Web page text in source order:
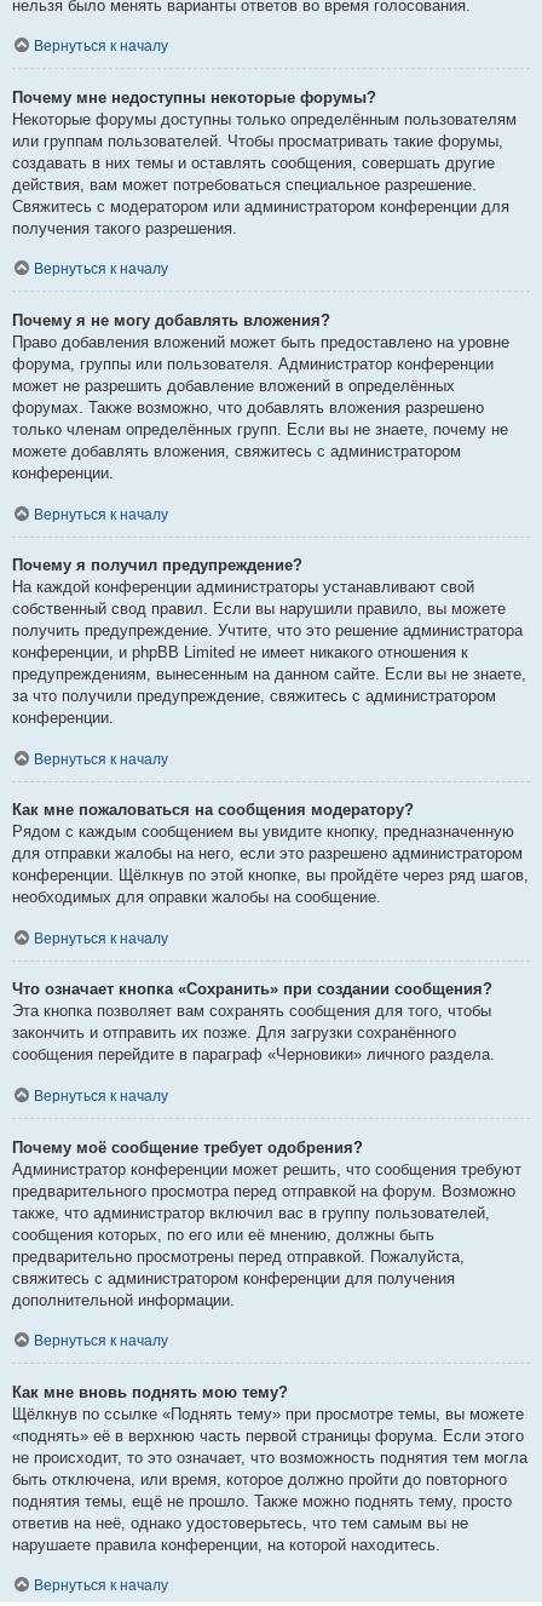
нельзя было менять варианты ответов во время голосования.
Вернуться к началу
Почему мне недоступны некоторые форумы?
Некоторые форумы доступны только определённым пользователям
или группам пользователей. Чтобы просматривать такие форумы,
создавать в них темы и оставлять сообщения, совершать другие
действия, вам может потребоваться специальное разрешение.
Свяжитесь с модератором или администратором конференции для
получения такого разрешения.
Вернуться к началу
Почему я не могу добавлять вложения?
Право добавления вложений может быть предоставлено на уровне
форума, группы или пользователя. Администратор конференции
может не разрешить добавление вложений в определённых
форумах. Также возможно, что добавлять вложения разрешено
только членам определённых групп. Если вы не знаете, почему не
можете добавлять вложения, свяжитесь с администратором
конференции.
Вернуться к началу
Почему я получил предупреждение?
На каждой конференции администраторы устанавливают свой
собственный свод правил. Если вы нарушили правило, вы можете
получить предупреждение. Учтите, что это решение администратора
конференции, и phpBB Limited не имеет никакого отношения к
предупреждениям, вынесенным на данном сайте. Если вы не знаете,
за что получили предупреждение, свяжитесь с администратором
конференции.
Вернуться к началу
Как мне пожаловаться на сообщения модератору?
Рядом с каждым сообщением вы увидите кнопку, предназначенную
для отправки жалобы на него, если это разрешено администратором
конференции. Щёлкнув по этой кнопке, вы пройдёте через ряд шагов,
необходимых для оправки жалобы на сообщение.
Вернуться к началу
Что означает кнопка «Сохранить» при создании сообщения?
Эта кнопка позволяет вам сохранять сообщения для того, чтобы
закончить и отправить их позже. Для загрузки сохранённого
сообщения перейдите в параграф «Черновики» личного раздела.
Вернуться к началу
Почему моё сообщение требует одобрения?
Администратор конференции может решить, что сообщения требуют
предварительного просмотра перед отправкой на форум. Возможно
также, что администратор включил вас в группу пользователей,
сообщения которых, по его или её мнению, должны быть
предварительно просмотрены перед отправкой. Пожалуйста,
свяжитесь с администратором конференции для получения
дополнительной информации.
Вернуться к началу
Как мне вновь поднять мою тему?
Щёлкнув по ссылке «Поднять тему» при просмотре темы, вы можете
«поднять» её в верхнюю часть первой страницы форума. Если этого
не происходит, то это означает, что возможность поднятия тем могла
быть отключена, или время, которое должно пройти до повторного
поднятия темы, ещё не прошло. Также можно поднять тему, просто
ответив на неё, однако удостоверьтесь, что тем самым вы не
нарушаете правила конференции, на которой находитесь.
Вернуться к началу